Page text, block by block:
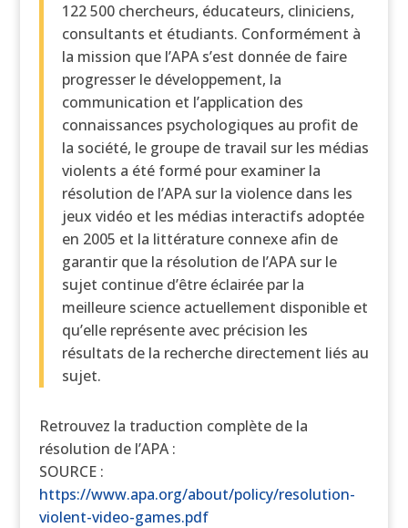
122 500 chercheurs, éducateurs, cliniciens,
consultants et étudiants. Conformément à
la mission que l’APA s’est donnée de faire
progresser le développement, la
communication et l’application des
connaissances psychologiques au profit de
la société, le groupe de travail sur les médias
violents a été formé pour examiner la
résolution de l’APA sur la violence dans les
jeux vidéo et les médias interactifs adoptée
en 2005 et la littérature connexe afin de
garantir que la résolution de l’APA sur le
sujet continue d’être éclairée par la
meilleure science actuellement disponible et
qu’elle représente avec précision les
résultats de la recherche directement liés au
sujet.
Retrouvez la traduction complète de la
résolution de l’APA :
SOURCE :
https://www.apa.org/about/policy/resolution-
violent-video-games.pdf